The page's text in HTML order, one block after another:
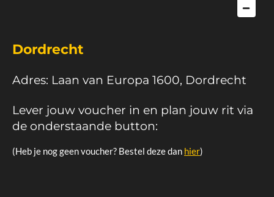
Dordrecht
Adres: Laan van Europa 1600, Dordrecht
Lever jouw voucher in en plan jouw rit via
de onderstaande button:
(Heb je nog geen voucher? Bestel deze dan hier)